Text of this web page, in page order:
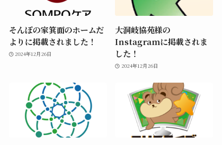
そんぽの家箕面のホームだ
よりに掲載されました！
2024年12月26日
大洞岐協苑様の
Instagramに掲載されま
した！
2024年12月26日